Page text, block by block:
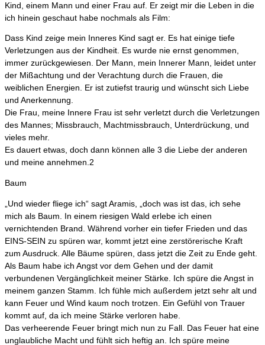
Kind, einem Mann und einer Frau auf. Er zeigt mir die Leben in die
ich hinein geschaut habe nochmals als Film:
Dass Kind zeige mein Inneres Kind sagt er. Es hat einige tiefe
Verletzungen aus der Kindheit. Es wurde nie ernst genommen,
immer zurückgewiesen. Der Mann, mein Innerer Mann, leidet unter
der Mißachtung und der Verachtung durch die Frauen, die
weiblichen Energien. Er ist zutiefst traurig und wünscht sich Liebe
und Anerkennung.
Die Frau, meine Innere Frau ist sehr verletzt durch die Verletzungen
des Mannes; Missbrauch, Machtmissbrauch, Unterdrückung, und
vieles mehr.
Es dauert etwas, doch dann können alle 3 die Liebe der anderen
und meine annehmen.2
Baum
„Und wieder fliege ich“ sagt Aramis, „doch was ist das, ich sehe
mich als Baum. In einem riesigen Wald erlebe ich einen
vernichtenden Brand. Während vorher ein tiefer Frieden und das
EINS-SEIN zu spüren war, kommt jetzt eine zerstörerische Kraft
zum Ausdruck. Alle Bäume spüren, dass jetzt die Zeit zu Ende geht.
Als Baum habe ich Angst vor dem Gehen und der damit
verbundenen Vergänglichkeit meiner Stärke. Ich spüre die Angst in
meinem ganzen Stamm. Ich fühle mich außerdem jetzt sehr alt und
kann Feuer und Wind kaum noch trotzen. Ein Gefühl von Trauer
kommt auf, da ich meine Stärke verloren habe.
Das verheerende Feuer bringt mich nun zu Fall. Das Feuer hat eine
unglaubliche Macht und fühlt sich heftig an. Ich spüre meine